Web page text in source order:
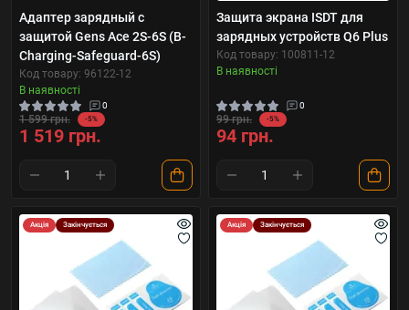
Адаптер зарядный с
защитой Gens Ace 2S-6S (B-
Charging-Safeguard-6S)
Код товару: 96122-12
В наявності
0
1 599 грн. -5%
1 519 грн.
Защита экрана ISDT для
зарядных устройств Q6 Plus
Код товару: 100811-12
В наявності
0
99 грн. -5%
94 грн.
Акція Закінчується Акція Закінчується